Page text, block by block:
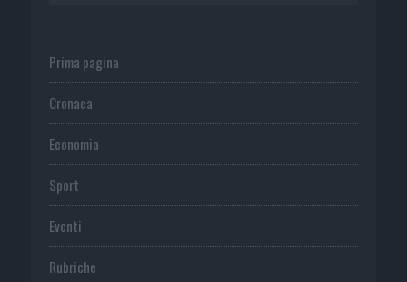
Prima pagina
Cronaca
Economia
Sport
Eventi
Rubriche